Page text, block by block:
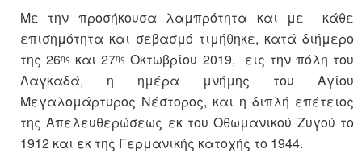
Με την προσήκουσα λαμπρότητα και με κάθε
επισημότητα και σεβασμό τιμήθηκε, κατά διήμερο
της 26ης και 27ης Οκτωβρίου 2019, εις την πόλη του
Λαγκαδά, η ημέρα μνήμης του Αγίου
Μεγαλομάρτυρος Νέστορος, και η διπλή επέτειος
της Απελευθερώσεως εκ του Οθωμανικού Ζυγού το
1912 και εκ της Γερμανικής κατοχής το 1944.